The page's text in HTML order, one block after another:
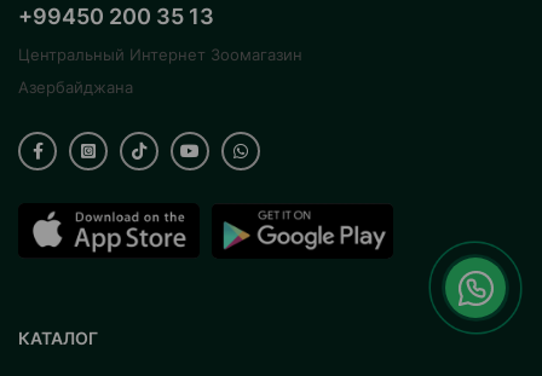
+99450 200 35 13
Центральный Интернет Зоомагазин
Азербайджана
КАТАЛОГ